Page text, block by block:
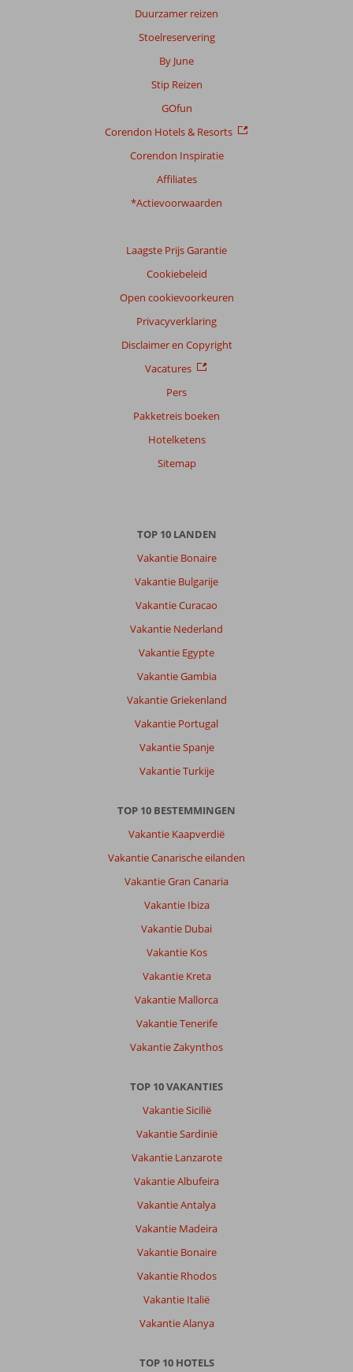
Duurzamer reizen
Stoelreservering
By June
Stip Reizen
GOfun
Corendon Hotels & Resorts
Corendon Inspiratie
Affiliates
*Actievoorwaarden
Laagste Prijs Garantie
Cookiebeleid
Open cookievoorkeuren
Privacyverklaring
Disclaimer en Copyright
Vacatures
Pers
Pakketreis boeken
Hotelketens
Sitemap
TOP 10 LANDEN
Vakantie Bonaire
Vakantie Bulgarije
Vakantie Curacao
Vakantie Nederland
Vakantie Egypte
Vakantie Gambia
Vakantie Griekenland
Vakantie Portugal
Vakantie Spanje
Vakantie Turkije
TOP 10 BESTEMMINGEN
Vakantie Kaapverdië
Vakantie Canarische eilanden
Vakantie Gran Canaria
Vakantie Ibiza
Vakantie Dubai
Vakantie Kos
Vakantie Kreta
Vakantie Mallorca
Vakantie Tenerife
Vakantie Zakynthos
TOP 10 VAKANTIES
Vakantie Sicilië
Vakantie Sardinië
Vakantie Lanzarote
Vakantie Albufeira
Vakantie Antalya
Vakantie Madeira
Vakantie Bonaire
Vakantie Rhodos
Vakantie Italië
Vakantie Alanya
TOP 10 HOTELS